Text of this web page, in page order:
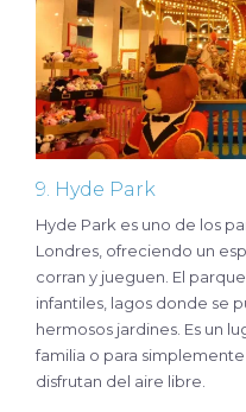
9. Hyde Park
Hyde Park es uno de los
Londres, ofreciendo un
corran y jueguen. El
infantiles, lagos donde se
hermosos jardines. Es un
familia o para
disfrutan del aire libre.